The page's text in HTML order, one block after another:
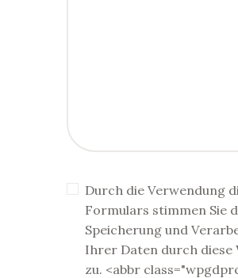
Durch die Verwendung
Formulars stimmen Sie
Speicherung und
Ihrer Daten durch diese
zu. <abbr